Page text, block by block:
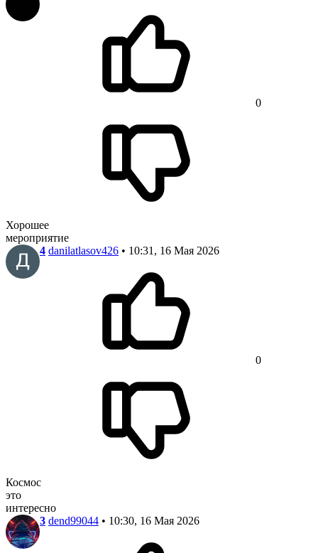
0
Хорошее
мероприятие
4 danilatlasov426 • 10:31, 16 Мая 2026
0
Космос
это
интересно
3 dend99044 • 10:30, 16 Мая 2026